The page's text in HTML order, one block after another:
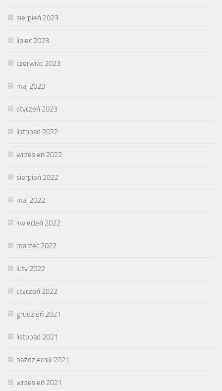
sierpień 2023
lipiec 2023
czerwiec 2023
maj 2023
styczeń 2023
listopad 2022
wrzesień 2022
sierpień 2022
maj 2022
kwiecień 2022
marzec 2022
luty 2022
styczeń 2022
grudzień 2021
listopad 2021
październik 2021
wrzesień 2021